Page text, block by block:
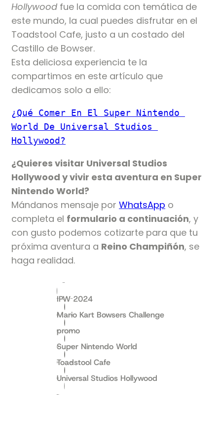
Hollywood fue la comida con temática de
este mundo, la cual puedes disfrutar en el
Toadstool Cafe, justo a un costado del
Castillo de Bowser.
Esta deliciosa experiencia te la
compartimos en este artículo que
dedicamos solo a ello:
¿Qué Comer En El Super Nintendo
World De Universal Studios
Hollywood?
¿Quieres visitar Universal Studios
Hollywood y vivir esta aventura en Super
Nintendo World?
Mándanos mensaje por WhatsApp o
completa el formulario a continuación, y
con gusto podemos cotizarte para que tu
próxima aventura a Reino Champiñón, se
haga realidad.
IPW 2024
Mario Kart Bowsers Challenge
promo
Super Nintendo World
Toadstool Cafe
Universal Studios Hollywood